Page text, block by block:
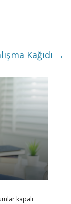
Kağıdı →
kapalı